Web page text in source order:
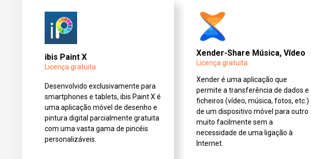
ibis Paint X
Licença gratuita
Desenvolvido exclusivamente para
smartphones e tablets, ibis Paint X é
uma aplicação móvel de desenho e
pintura digital parcialmente gratuita
com uma vasta gama de pincéis
personalizáveis.
Xender-Share Música, Vídeo
Licença gratuita
Xender é uma aplicação que
permite a transferência de dados e
ficheiros (vídeo, música, fotos, etc.)
de um dispositivo móvel para outro
muito facilmente sem a
necessidade de uma ligação à
Internet.